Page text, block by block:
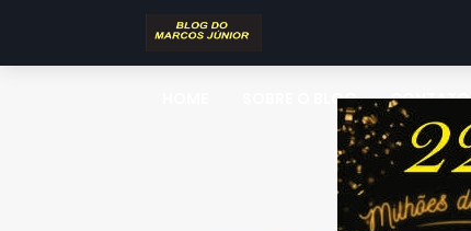
SOBRE O BLOG CONTATO